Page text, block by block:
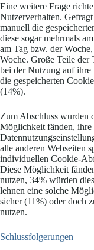
Eine weitere Frage
Nutzerverhalten.
manuell die
diese sogar mehrmals
am Tag bzw. der
Woche. Große Teile der
bei der Nutzung auf
die gespeicherten
(14%).
Zum Abschluss wurden
Möglichkeit fänden, ihre
alle anderen Webseiten
individuellen Cookie-
Diese Möglichkeit
nutzen, 34% würden
lehnen eine solche
sicher (11%) oder doch
nutzen.
Schlussfolgerungen